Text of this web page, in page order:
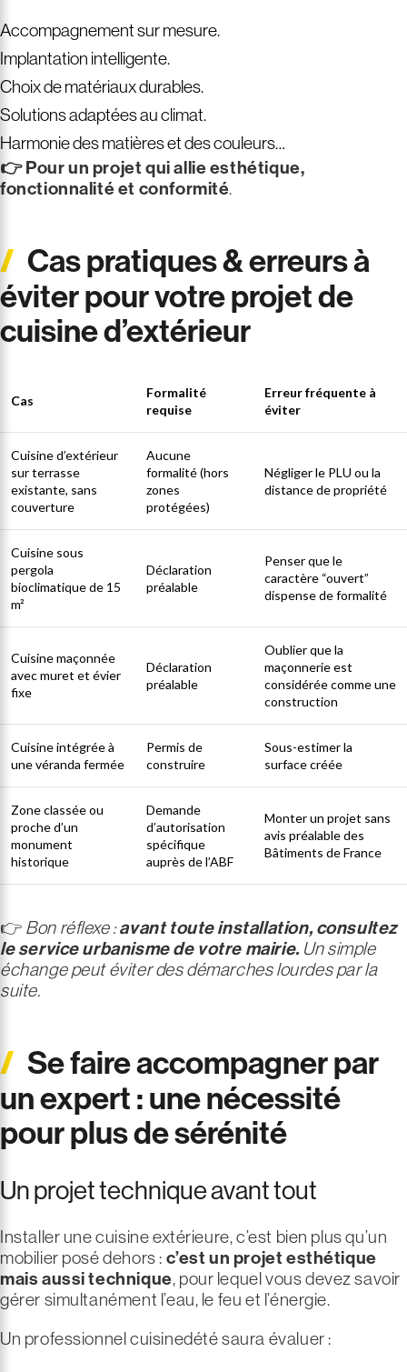
Accompagnement sur mesure.
Implantation intelligente.
Choix de matériaux durables.
Solutions adaptées au climat.
Harmonie des matières et des couleurs…
👉 Pour un projet qui allie esthétique,
fonctionnalité et conformité.
Cas pratiques & erreurs à
éviter pour votre projet de
cuisine d’extérieur
Cas
Formalité
requise
Erreur fréquente à
éviter
Cuisine d’extérieur
sur terrasse
existante, sans
couverture
Aucune
formalité (hors
zones
protégées)
Négliger le PLU ou la
distance de propriété
Cuisine sous
pergola
bioclimatique de 15
m²
Déclaration
préalable
Penser que le
caractère “ouvert”
dispense de formalité
Cuisine maçonnée
avec muret et évier
fixe
Déclaration
préalable
Oublier que la
maçonnerie est
considérée comme une
construction
Cuisine intégrée à
une véranda fermée
Permis de
construire
Sous-estimer la
surface créée
Zone classée ou
proche d’un
monument
historique
Demande
d’autorisation
spécifique
auprès de l’ABF
Monter un projet sans
avis préalable des
Bâtiments de France
👉 Bon réflexe :avant toute installation, consultez
le service urbanisme de votre mairie.Un simple
échange peut éviter des démarches lourdes par la
suite.
Se faire accompagner par
un expert : une nécessité
pour plus de sérénité
Un projet technique avant tout
Installer une cuisine extérieure, c’est bien plus qu’un
mobilier posé dehors : c’est un projet esthétique
mais aussi technique, pour lequel vous devez savoir
gérer simultanément l’eau, le feu et l’énergie.
Un professionnel cuisinedété saura évaluer :